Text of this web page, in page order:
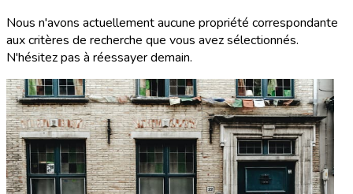
Nous n'avons actuellement aucune propriété correspondante
aux critères de recherche que vous avez sélectionnés.
N'hésitez pas à réessayer demain.